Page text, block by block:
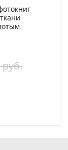
руб.